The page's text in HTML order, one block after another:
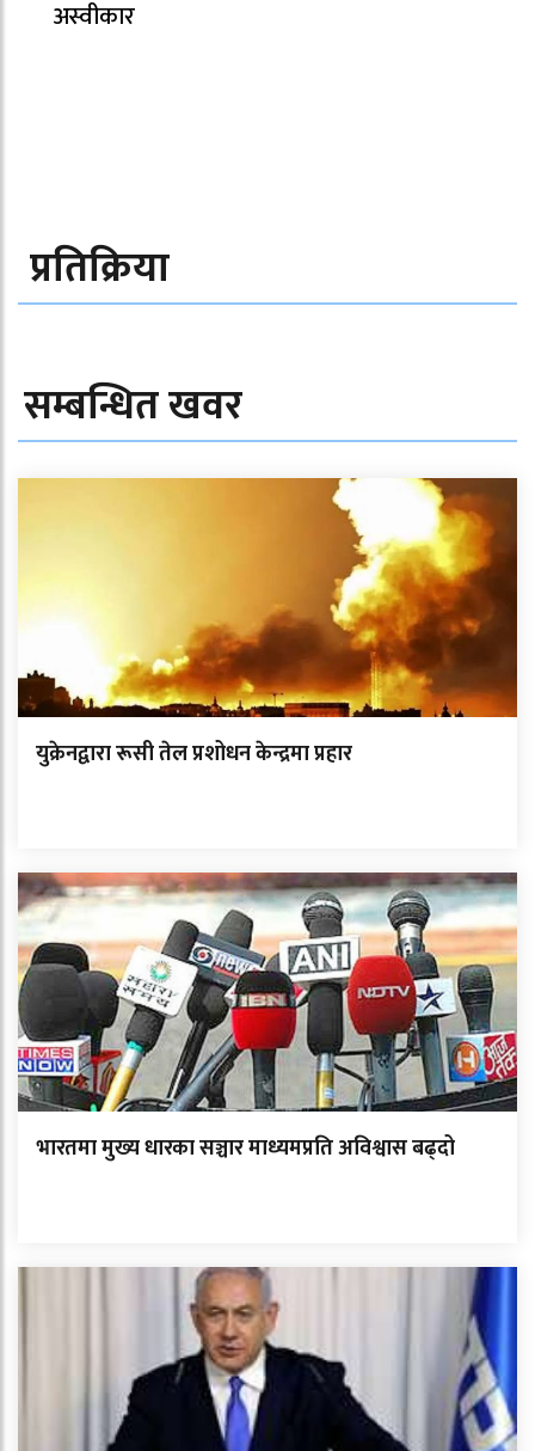
अस्वीकार
प्रतिक्रिया
सम्बन्धित खवर
युक्रेनद्वारा रूसी तेल प्रशोधन केन्द्रमा प्रहार
भारतमा मुख्य धारका सञ्चार माध्यमप्रति अविश्वास बढ्दो